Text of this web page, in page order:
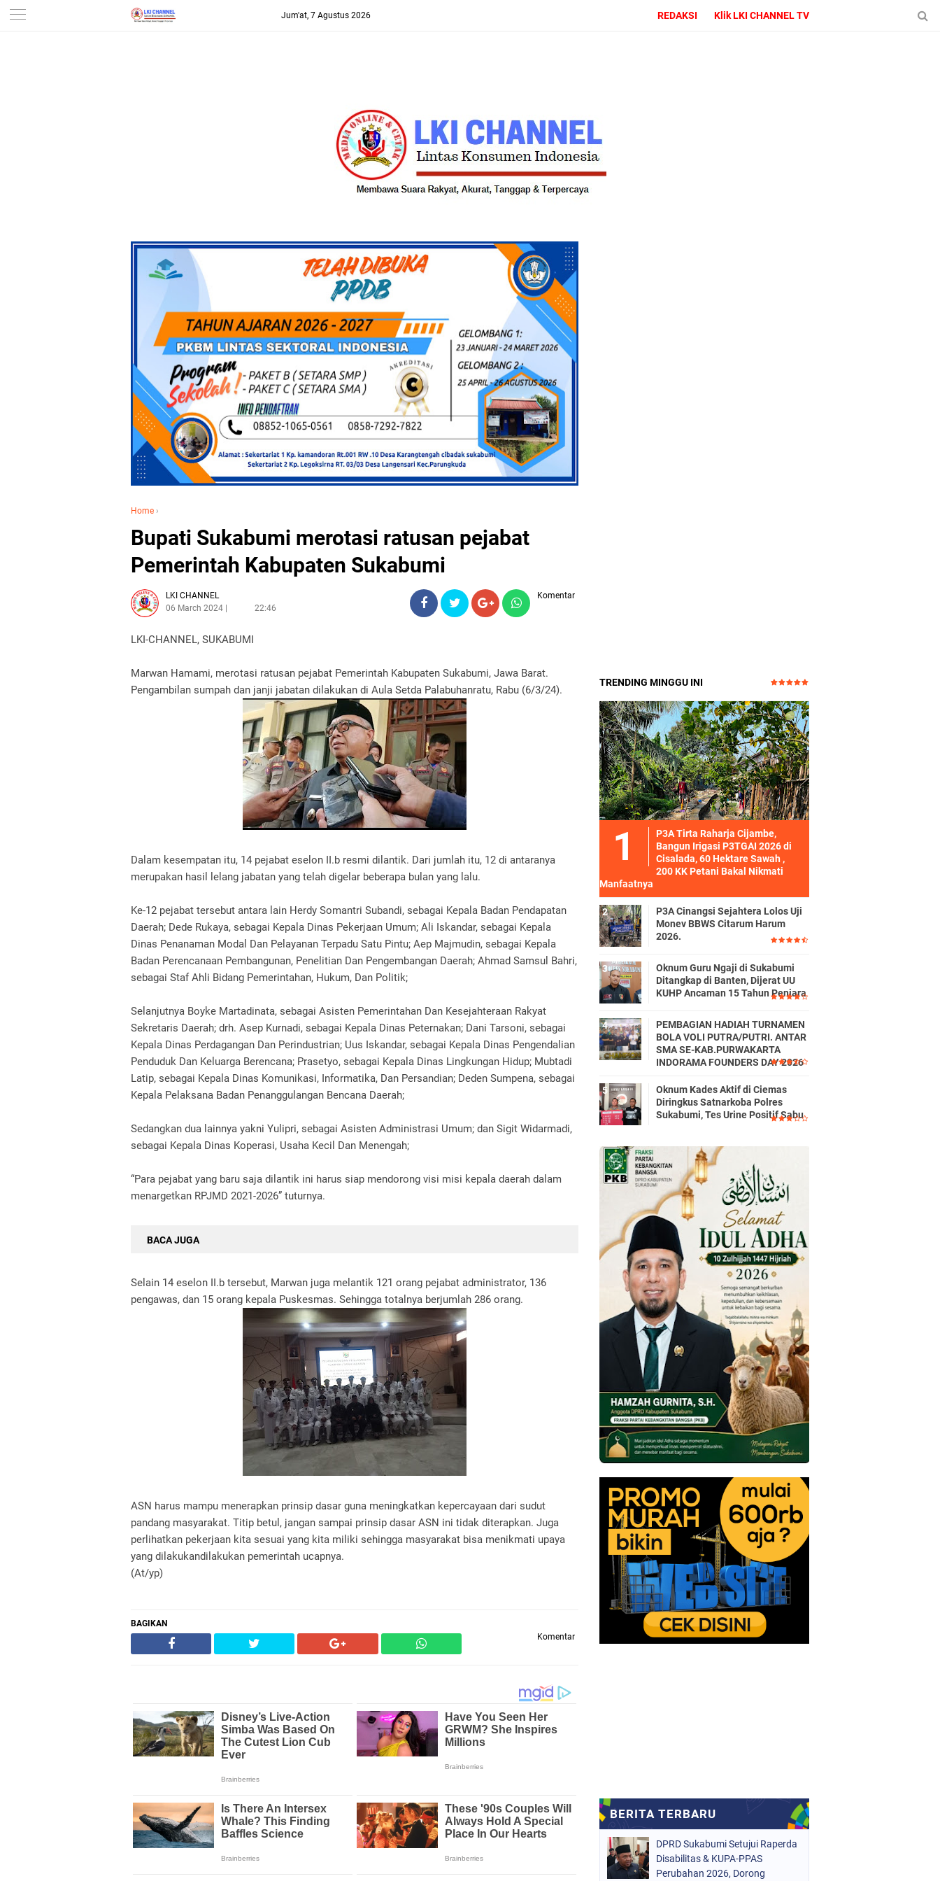
-->
Jum'at, 7 Agustus 2026 REDAKSI Klik LKI CHANNEL TV
Home ›
Bupati Sukabumi merotasi ratusan pejabat
Pemerintah Kabupaten Sukabumi
LKI CHANNEL
06 March 2024
22:46
Komentar
LKI-CHANNEL, SUKABUMI
Marwan Hamami, merotasi ratusan pejabat Pemerintah Kabupaten Sukabumi, Jawa Barat.
Pengambilan sumpah dan janji jabatan dilakukan di Aula Setda Palabuhanratu, Rabu (6/3/24).
Dalam kesempatan itu, 14 pejabat eselon II.b resmi dilantik. Dari jumlah itu, 12 di antaranya
merupakan hasil lelang jabatan yang telah digelar beberapa bulan yang lalu.
Ke-12 pejabat tersebut antara lain Herdy Somantri Subandi, sebagai Kepala Badan Pendapatan
Daerah; Dede Rukaya, sebagai Kepala Dinas Pekerjaan Umum; Ali Iskandar, sebagai Kepala
Dinas Penanaman Modal Dan Pelayanan Terpadu Satu Pintu; Aep Majmudin, sebagai Kepala
Badan Perencanaan Pembangunan, Penelitian Dan Pengembangan Daerah; Ahmad Samsul Bahri,
sebagai Staf Ahli Bidang Pemerintahan, Hukum, Dan Politik;
Selanjutnya Boyke Martadinata, sebagai Asisten Pemerintahan Dan Kesejahteraan Rakyat
Sekretaris Daerah; drh. Asep Kurnadi, sebagai Kepala Dinas Peternakan; Dani Tarsoni, sebagai
Kepala Dinas Perdagangan Dan Perindustrian; Uus Iskandar, sebagai Kepala Dinas Pengendalian
Penduduk Dan Keluarga Berencana; Prasetyo, sebagai Kepala Dinas Lingkungan Hidup; Mubtadi
Latip, sebagai Kepala Dinas Komunikasi, Informatika, Dan Persandian; Deden Sumpena, sebagai
Kepala Pelaksana Badan Penanggulangan Bencana Daerah;
Sedangkan dua lainnya yakni Yulipri, sebagai Asisten Administrasi Umum; dan Sigit Widarmadi,
sebagai Kepala Dinas Koperasi, Usaha Kecil Dan Menengah;
“Para pejabat yang baru saja dilantik ini harus siap mendorong visi misi kepala daerah dalam
menargetkan RPJMD 2021-2026” tuturnya.
BACA JUGA
Selain 14 eselon II.b tersebut, Marwan juga melantik 121 orang pejabat administrator, 136
pengawas, dan 15 orang kepala Puskesmas. Sehingga totalnya berjumlah 286 orang.
ASN harus mampu menerapkan prinsip dasar guna meningkatkan kepercayaan dari sudut
pandang masyarakat. Titip betul, jangan sampai prinsip dasar ASN ini tidak diterapkan. Juga
perlihatkan pekerjaan kita sesuai yang kita miliki sehingga masyarakat bisa menikmati upaya
yang dilakukandilakukan pemerintah ucapnya.
(At/yp)
BAGIKAN
Komentar
TRENDING MINGGU INI
P3A Tirta Raharja Cijambe,
Bangun Irigasi P3TGAI 2026 di
Cisalada, 60 Hektare Sawah ,
200 KK Petani Bakal Nikmati
Manfaatnya
P3A Cinangsi Sejahtera Lolos Uji
Monev BBWS Citarum Harum
2026.
Oknum Guru Ngaji di Sukabumi
Ditangkap di Banten, Dijerat UU
KUHP Ancaman 15 Tahun Penjara
PEMBAGIAN HADIAH TURNAMEN
BOLA VOLI PUTRA/PUTRI. ANTAR
SMA SE-KAB.PURWAKARTA
INDORAMA FOUNDERS DAY 2026
Oknum Kades Aktif di Ciemas
Diringkus Satnarkoba Polres
Sukabumi, Tes Urine Positif Sabu
DPRD Sukabumi Setujui Raperda
Disabilitas & KUPA-PPAS
Perubahan 2026, Dorong